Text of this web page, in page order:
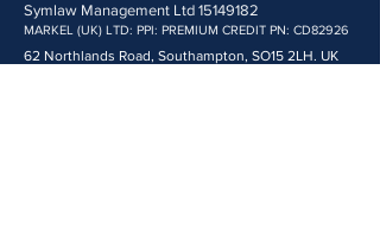
Symlaw Management Ltd 15149182
MARKEL (UK) LTD: PPI: PREMIUM CREDIT PN: CD82926
62 Northlands Road, Southampton, SO15 2LH. UK